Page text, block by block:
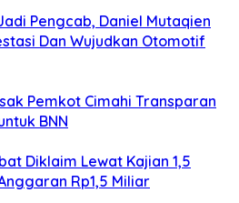
Pengcab, Daniel Mutaqien
Dan Wujudkan Otomotif
Pemkot Cimahi Transparan
BNN
Diklaim Lewat Kajian 1,5
Rp1,5 Miliar